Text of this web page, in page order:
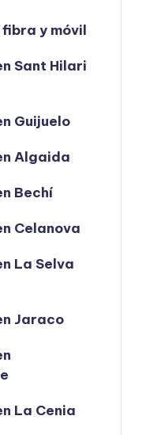
y móvil
Sant Hilari
Guijuelo
Algaida
Bechí
Celanova
La Selva
Jaraco
La Cenia